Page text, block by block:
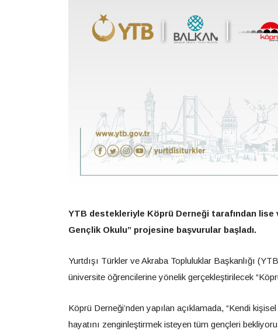
YTB destekleriyle Köprü Derneği tarafından
Gençlik Okulu” projesine başvurular başladı.
Yurtdışı Türkler ve Akraba Topluluklar Başkanlığı
üniversite öğrencilerine yönelik gerçekleştirilecek
Köprü Derneği’nden yapılan açıklamada, “Kendi
hayatını zenginleştirmek isteyen tüm gençleri